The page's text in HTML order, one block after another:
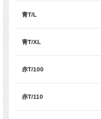
青T/L
青T/XL
赤T/100
赤T/110